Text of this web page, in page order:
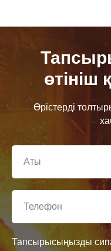
Өрістерді
Тапсырысыңызды